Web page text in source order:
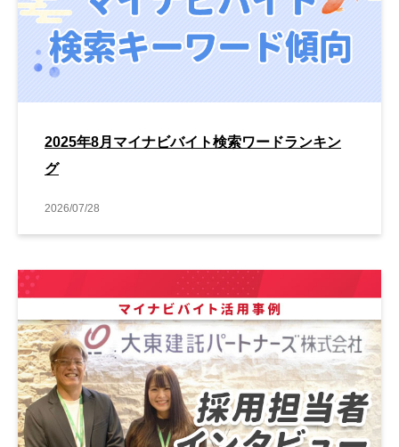
2025年8月マイナビバイト検索ワードランキン
グ
2026/07/28